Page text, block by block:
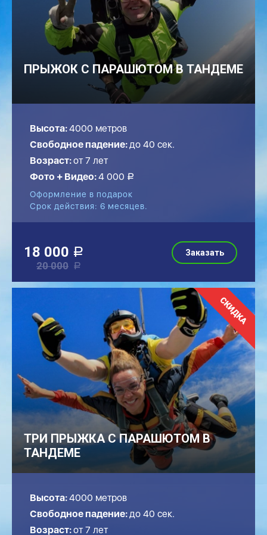
ПРЫЖОК С ПАРАШЮТОМ В ТАНДЕМЕ
Высота:4000 метров
Свободное падение:до 40 сек.
Возраст:от 7 лет
Фото + Видео:4 000 a
Оформление в подарок
Срок действия: 6 месяцев.
18 000 a
20 000 a
Заказать
ТРИ ПРЫЖКА С ПАРАШЮТОМ В
ТАНДЕМЕ
Высота:4000 метров
Свободное падение: до 40 сек.
Возраст:от 7 лет